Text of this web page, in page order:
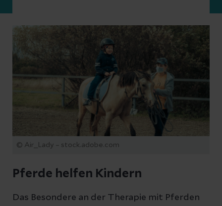
© Air_Lady – stock.adobe.com
Pferde helfen Kindern
Das Besondere an der Therapie mit Pferden